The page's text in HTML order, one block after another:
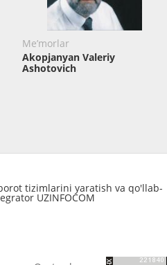
Me’morlar
Akopjanyan Valeriy
Ashotovich
tizimlarini yaratish va qo'llab-
UZINFOCOM